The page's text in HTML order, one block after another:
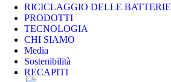
RICICLAGGIO DELLE BATTERIE
PRODOTTI
TECNOLOGIA
CHI SIAMO
Media
Sostenibilità
RECAPITI